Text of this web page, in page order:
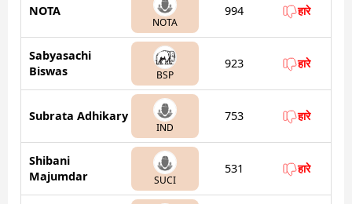
NOTA
NOTA
994 हारे
Sabyasachi
Biswas
BSP
923 हारे
Subrata Adhikary
IND
753 हारे
Shibani
Majumdar
SUCI
531 हारे